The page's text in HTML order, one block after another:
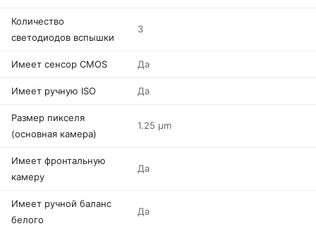
Количество
светодиодов вспышки
3
Имеет сенсор CMOS Да
Имеет ручную ISO Да
Размер пикселя
(основная камера)
1.25 µm
Имеет фронтальную
камеру
Да
Имеет ручной баланс
белого
Да